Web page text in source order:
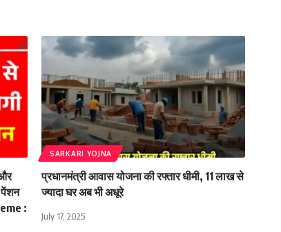
पेंशन
:
SARKARI YOJNA
प्रधानमंत्री आवास योजना की रफ्तार धीमी, 11 लाख से
ज्यादा घर अब भी अधूरे
July 17, 2025